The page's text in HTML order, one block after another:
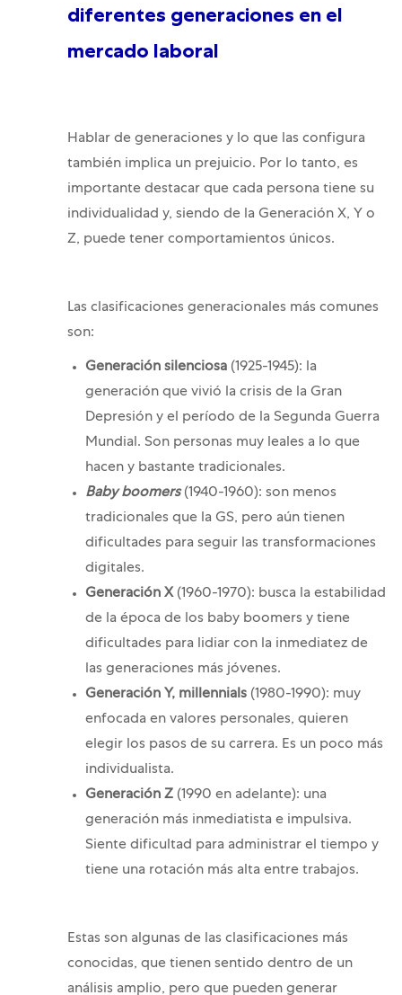
diferentes generaciones en el
mercado laboral
Hablar de generaciones y lo que las configura
también implica un prejuicio. Por lo tanto, es
importante destacar que cada persona tiene su
individualidad y, siendo de la Generación X, Y o
Z, puede tener comportamientos únicos.
Las clasificaciones generacionales más comunes
son:
Generación silenciosa (1925-1945): la
generación que vivió la crisis de la Gran
Depresión y el período de la Segunda Guerra
Mundial. Son personas muy leales a lo que
hacen y bastante tradicionales.
Baby boomers(1940-1960): son menos
tradicionales que la GS, pero aún tienen
dificultades para seguir las transformaciones
digitales.
Generación X(1960-1970): busca la estabilidad
de la época de los baby boomers y tiene
dificultades para lidiar con la inmediatez de
las generaciones más jóvenes.
Generación Y, millennials(1980-1990): muy
enfocada en valores personales, quieren
elegir los pasos de su carrera. Es un poco más
individualista.
Generación Z (1990 en adelante): una
generación más inmediatista e impulsiva.
Siente dificultad para administrar el tiempo y
tiene una rotación más alta entre trabajos.
Estas son algunas de las clasificaciones más
conocidas, que tienen sentido dentro de un
análisis amplio, pero que pueden generar